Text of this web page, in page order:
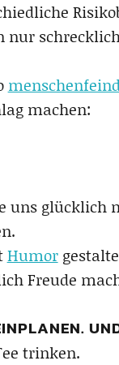
machen:
glücklich
Humor
Freude
trinken.